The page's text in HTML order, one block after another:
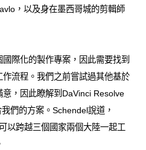
，以及身在墨西哥城的剪輯師
際化的製作專案，因此需要找到
流程。我們之前嘗試過其他基於
，因此瞭解到DaVinci Resolve
們的方案。Schendel說道，
以跨越三個國家兩個大陸一起工